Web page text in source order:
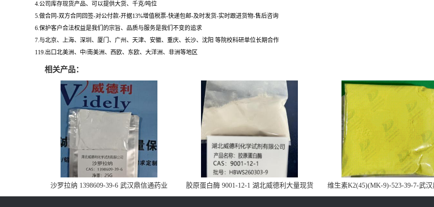
4.公司库存现货产品、可以提供大货、千克/吨位
5.做合同-双方合同回签-对公付款-开据13%增值税票-快递包邮-及时发货-实时跟进货物-售后咨询
6.保护客户合法权益是我们的宗旨、品质与服务是我们不变的追求
7.与北京、上海、深圳、厦门、广州、天津、安徽、重庆、长沙、沈阳 等院校科研单位长期合作
119.出口北美洲、中/南美洲、西欧、东欧、大洋洲、非洲等地区
相关产品：
沙罗拉纳 1398609-39-6 武汉鼎信通药业
胶原蛋白酶 9001-12-1 湖北威德利大量现货
供应
维生素K2(45)(MK-9)-523-39-7-武汉
药业大量现货供应